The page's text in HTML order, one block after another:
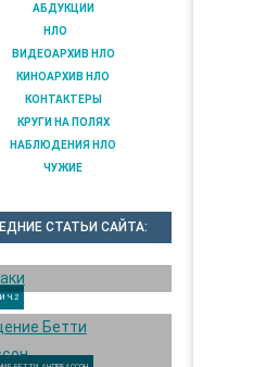
АБДУКЦИИ
НЛО
ВИДЕОАРХИВ НЛО
КИНОАРХИВ НЛО
КОНТАКТЕРЫ
КРУГИ НА ПОЛЯХ
НАБЛЮДЕНИЯ НЛО
ЧУЖИЕ
СТАТЬИ САЙТА:
Ч.2